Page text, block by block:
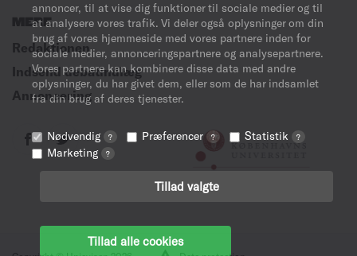
annoncer, til at vise dig funktioner til sociale medier og til
at analysere vores trafik. Vi deler også oplysninger om din
brug af vores hjemmeside med vores partnere inden for
sociale medier, annonceringspartnere og analysepartnere.
Vores partnere kan kombinere disse data med andre
oplysninger, du har givet dem, eller som de har indsamlet
fra din brug af deres tjenester.
Nødvendig ? Præferencer ? Statistik ?
Marketing ?
Tillad valgte
Tillad alle cookies
MERE
Redaktionen
Indsend debatindlæg
Annoncering